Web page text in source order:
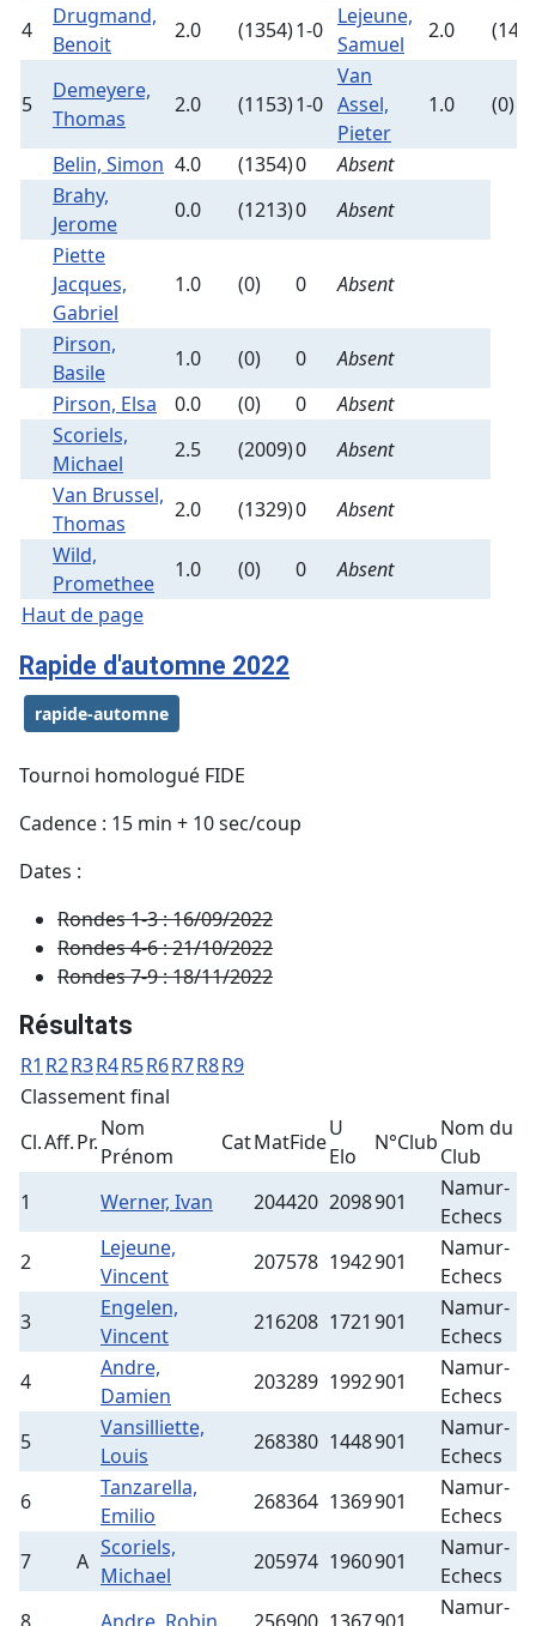
4
Drugmand,
Benoit
2.0 (1354)1-0
Lejeune,
Samuel
2.0
5
Demeyere,
Thomas
2.0 (1153)1-0
Van
Assel,
Pieter
1.0 (0)
Belin, Simon 4.0 (1354)0
Absent
Brahy,
Jerome
0.0 (1213)0
Absent
Piette
Jacques,
Gabriel
1.0 (0) 0 Absent
Pirson,
Basile
1.0 (0) 0
Absent
Pirson, Elsa
0.0 (0) 0
Absent
Scoriels,
Michael
2.5 (2009)0
Absent
Van Brussel,
Thomas
2.0 (1329)0
Absent
Wild,
Promethee
1.0 (0) 0
Absent
Haut de page
Rapide d'automne 2022
rapide-automne
Tournoi homologué FIDE
Cadence : 15 min + 10 sec/coup
Dates :
Rondes 1-3 : 16/09/2022
Rondes 4-6 : 21/10/2022
Rondes 7-9 : 18/11/2022
Résultats
R1 R2R3R4R5R6R7R8R9
Classement final
Cl.Aff.Pr.
Nom
Prénom
CatMatFide
U
Elo
N°Club
Nom du
Club
1 Werner, Ivan 204420 2098901
Namur-
Echecs
2
Lejeune,
Vincent
207578 1942901
Namur-
Echecs
3
Engelen,
Vincent
216208 1721 901
Namur-
Echecs
4
Andre,
Damien
203289 1992901
Namur-
Echecs
5
Vansilliette,
Louis
268380 1448901
Namur-
Echecs
6
Tanzarella,
Emilio
268364 1369901
Namur-
Echecs
7 A
Scoriels,
Michael
205974 1960901
Namur-
Echecs
Namur-